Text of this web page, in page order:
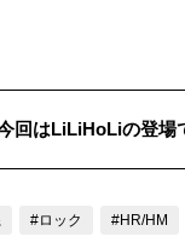
#ヒップホップ #男
回はLiLiHoLiの登場
#ロック #HR/HM